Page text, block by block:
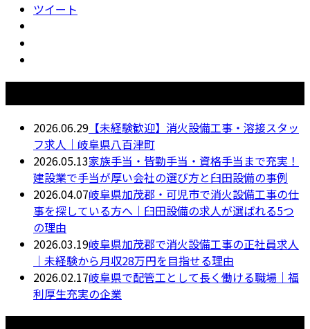
ツイート
2026.06.29 【未経験歓迎】消火設備工事・溶接スタッ
フ求人｜岐阜県八百津町
2026.05.13家族手当・皆勤手当・資格手当まで充実！
建設業で手当が厚い会社の選び方と臼田設備の事例
2026.04.07岐阜県加茂郡・可児市で消火設備工事の仕
事を探している方へ｜臼田設備の求人が選ばれる5つ
の理由
2026.03.19岐阜県加茂郡で消火設備工事の正社員求人
｜未経験から月収28万円を目指せる理由
2026.02.17岐阜県で配管工として長く働ける職場｜福
利厚生充実の企業